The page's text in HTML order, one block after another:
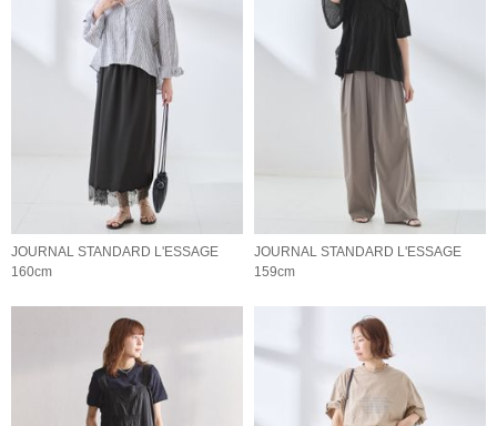
JOURNAL STANDARD L'ESSAGE
160cm
JOURNAL STANDARD L'ESSAGE
159cm